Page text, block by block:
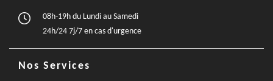
08h-19h du Lundi au Samedi
24h/24 7j/7 en cas d'urgence
Nos Services